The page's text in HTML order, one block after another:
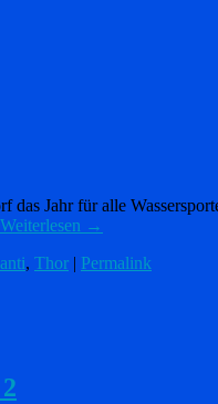
das Jahr für alle
Weiterlesen →
, Thor
Permalink